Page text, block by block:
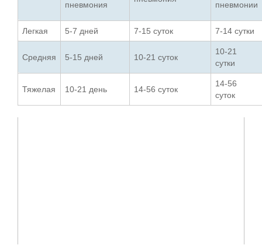
пневмония
пневмонии
Легкая 5-7 дней 7-15 суток 7-14 сутки
Средняя 5-15 дней 10-21 суток
10-21
сутки
Тяжелая 10-21 день 14-56 суток
14-56
суток